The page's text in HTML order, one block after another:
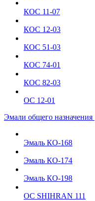
КОС 11-07
КОС 12-03
КОС 51-03
КОС 74-01
КОС 82-03
ОС 12-01
Эмали общего назначения
Эмаль КО-168
Эмаль КО-174
Эмаль КО-198
ОС SHIHRAN 111